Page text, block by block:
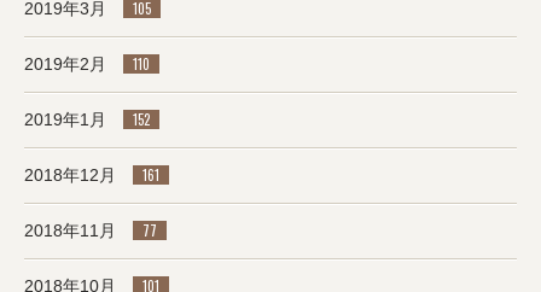
2019年3月 105
2019年2月 110
2019年1月 152
2018年12月 161
2018年11月 77
2018年10月 101